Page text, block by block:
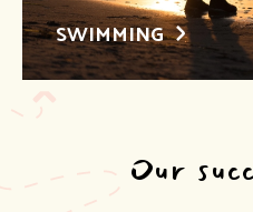
SWIMMING
Our